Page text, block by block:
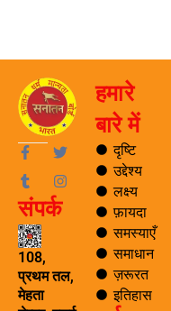
F
a
c
e
b
o
o
k
-
f
T
i
t
T
u
m
b
l
r
I
s
a
m
संपर्क
108,
प्रथम तल,
मेहता
हमारे
बारे में
दृष्टि
उद्देश्य
लक्ष्य
फ़ायदा
समस्याएँ
समाधान
ज़रूरत
इतिहास